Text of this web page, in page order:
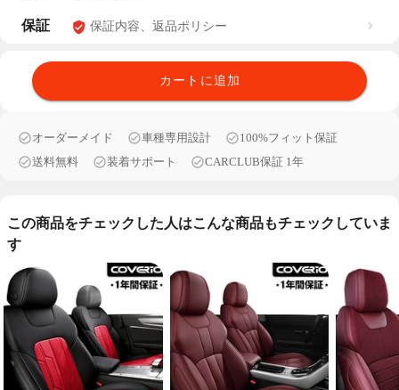
保証 保証内容、返品ポリシー
カートに追加
オーダーメイド 車種専用設計
100%フィット保証
送料無料
装着サポート CARCLUB保証 1年
この商品をチェックした人はこんな商品もチェックしていま
す